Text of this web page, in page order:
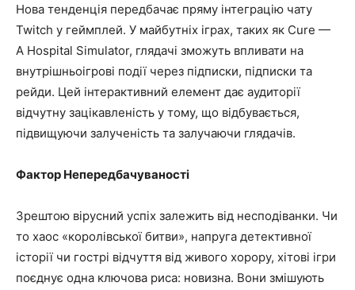
Нова тенденція передбачає пряму інтеграцію чату
Twitch у геймплей. У майбутніх іграх, таких як Cure —
A Hospital Simulator, глядачі зможуть впливати на
внутрішньоігрові події через підписки, підписки та
рейди. Цей інтерактивний елемент дає аудиторії
відчутну зацікавленість у тому, що відбувається,
підвищуючи залученість та залучаючи глядачів.
Фактор Непередбачуваності
Зрештою вірусний успіх залежить від несподіванки. Чи
то хаос «королівської битви», напруга детективної
історії чи гострі відчуття від живого хорору, хітові ігри
поєднує одна ключова риса: новизна. Вони змішують